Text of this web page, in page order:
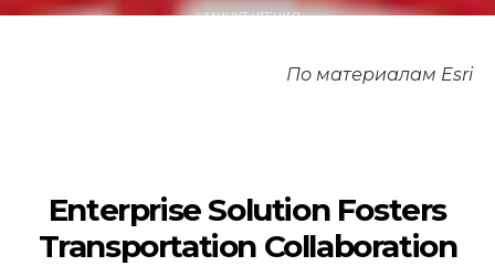
4 МИНУТ ЧТЕНИЯ
По материалам Esri
Enterprise Solution Fosters
Transportation Collaboration